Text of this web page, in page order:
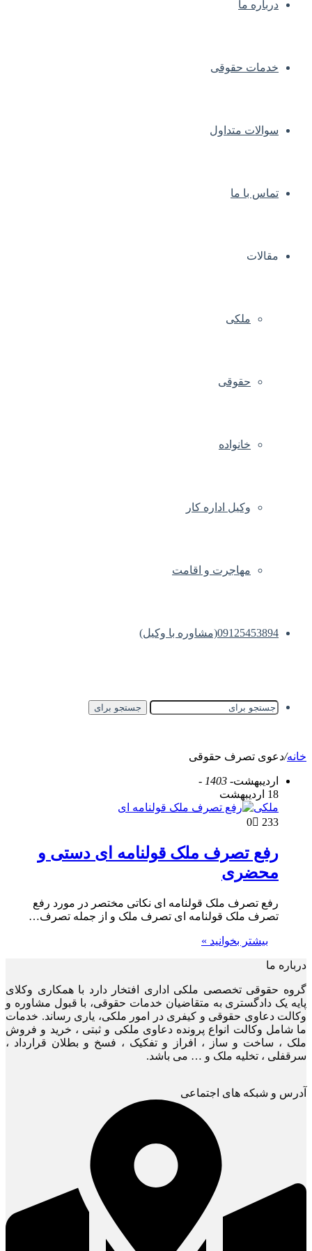
درباره ما
خدمات حقوقی
سوالات متداول
تماس با ما
مقالات
ملکی
حقوقی
خانواده
وکیل اداره کار
مهاجرت و اقامت
09125453894(مشاوره با وکیل)
جستجو برای
خانه/دعوی تصرف حقوقی
اردیبهشت- 1403 -
18 اردیبهشت
ملکی
0
233
رفع تصرف ملک قولنامه ای دستی و
محضری
رفع تصرف ملک قولنامه ای نکاتی مختصر در مورد رفع
تصرف ملک قولنامه ای تصرف ملک و از جمله تصرف…
بیشتر بخوانید »
درباره ما
گروه حقوقی تخصصی ملکی اداری افتخار دارد با همکاری وکلای
پایه یک دادگستری به متقاضیان خدمات حقوقی، با قبول مشاوره و
وکالت دعاوی حقوقی و کیفری در امور ملکی، یاری رساند. خدمات
ما شامل وکالت انواع پرونده دعاوی ملکی و ثبتی ، خرید و فروش
ملک ، ساخت و ساز ، افراز و تفکیک ، فسخ و بطلان قرارداد ،
سرقفلی ، تخلیه ملک و … می باشد.
آدرس و شبکه های اجتماعی